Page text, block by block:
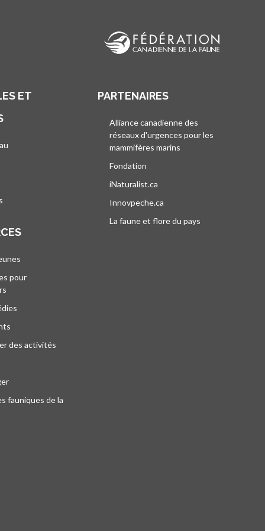
ET
pour
des activités
fauniques de la
PARTENAIRES
Alliance canadienne des
réseaux d'urgences pour les
mammifères marins
Fondation
iNaturalist.ca
Innovpeche.ca
La faune et flore du pays